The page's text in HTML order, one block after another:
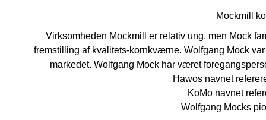
Mockmill
Virksomheden Mockmill er relativ ung, men Mock
fremstilling af kvalitets-kornkværne. Wolfgang Mock
markedet. Wolfgang Mock har været
Hawos navnet
KoMo navnet
Wolfgang Mocks